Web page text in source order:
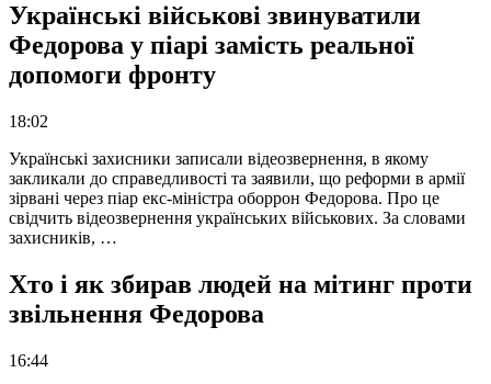
Українські військові звинуватили
Федорова у піарі замість реальної
допомоги фронту
18:02
Українські захисники записали відеозвернення, в якому
закликали до справедливості та заявили, що реформи в армії
зірвані через піар екс-міністра оборрон Федорова. Про це
свідчить відеозвернення українських військових. За словами
захисників, …
Хто і як збирав людей на мітинг проти
звільнення Федорова
16:44